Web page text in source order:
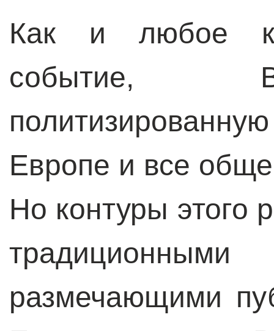
Как и любое
событие,
Европе и все
Но контуры этого
размечающими